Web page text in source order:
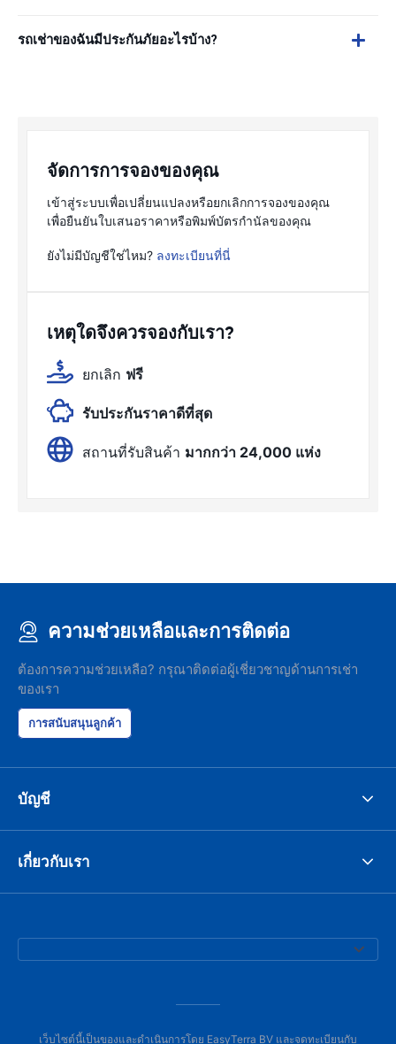
รถเช่าของฉันมีประกันภัยอะไรบ้าง?
จัดการการจองของคุณ
เข้าสู่ระบบเพื่อเปลี่ยนแปลงหรือยกเลิกการจองของคุณ
เพื่อยืนยันใบเสนอราคาหรือพิมพ์บัตรกำนัลของคุณ
ยังไม่มีบัญชีใช่ไหม? ลงทะเบียนที่นี่
เหตุใดจึงควรจองกับเรา?
ยกเลิก ฟรี
รับประกันราคาดีที่สุด
สถานที่รับสินค้า มากกว่า 24,000 แห่ง
ความช่วยเหลือและการติดต่อ
ต้องการความช่วยเหลือ? กรุณาติดต่อผู้เชี่ยวชาญด้านการเช่า
ของเรา
การสนับสนุนลูกค้า
บัญชี
เกี่ยวกับเรา
เว็บไซต์นี้เป็นของและดำเนินการโดย EasyTerra BV และจดทะเบียนกับ